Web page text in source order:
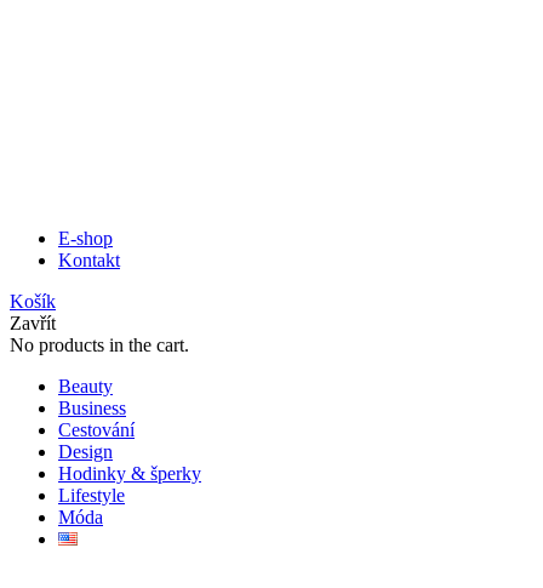
E-shop
Kontakt
Košík
Zavřít
No products in the cart.
Beauty
Business
Cestování
Design
Hodinky & šperky
Lifestyle
Móda